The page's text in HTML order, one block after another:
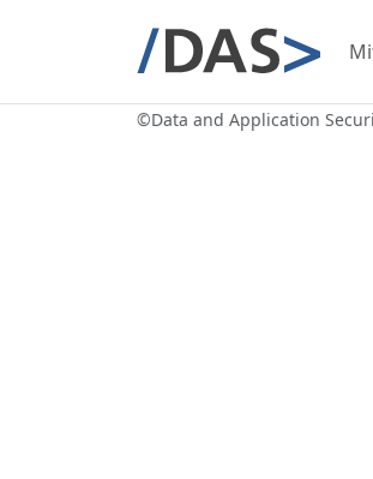
©Data and Application